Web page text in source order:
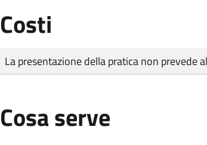
Costi
Tipo di pagamento
Importo
La presentazione della pratica non prevede
Cosa serve